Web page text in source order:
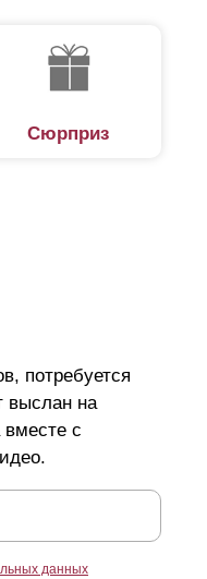
Сюрприз
потребуется
выслан на
с
данных